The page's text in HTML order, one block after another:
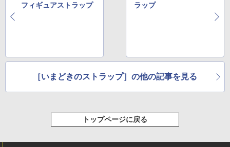
フィギュアストラップ
ラップ
［いまどきのストラップ］の他の記事を見る
トップページに戻る